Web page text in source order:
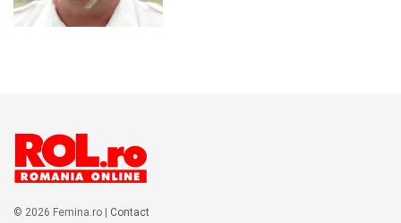
© 2026 Femina.ro | Contact